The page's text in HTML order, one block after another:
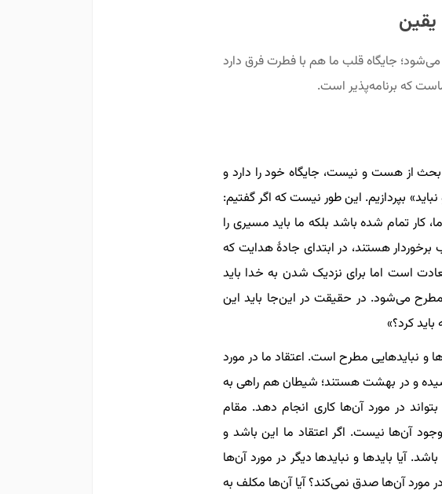
یقین
جایگاه قلب ما هم با فطرت فرق دارد
که برنامه‌پذیر است.
بحث از هست و نیست، جایگاه خود را دارد و
بپردازیم. این طور نیست که اگر گفتیم:
تمام شده باشد بلکه ما باید مسیری را
هستند، در ابتدای جادۀ هدایت که
است اما برای نزدیک شدن به خدا باید
مطرح می‌شود. در حقیقت در این‌جا باید این
کرد؟»
و نبایدهایی مطرح است. اعتقاد ما در مورد
و در بهشت هستند؛ شیطان هم راهی به
در مورد آن‌ها کاری انجام دهد. مقام
آن‌ها نیست. اگر اعتقاد ما این باشد و
آیا بایدها و نبایدها دیگر در مورد آن‌ها
مورد آن‌ها صدق نمی‌کند؟ آیا آن‌ها مکلف به